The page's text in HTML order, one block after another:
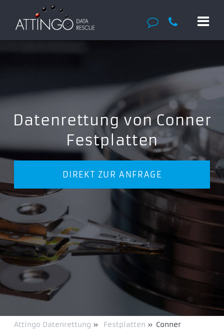
Datenrettung von Conner
Festplatten
DIREKT ZUR ANFRAGE
Attingo Datenrettung » Festplatten » Conner